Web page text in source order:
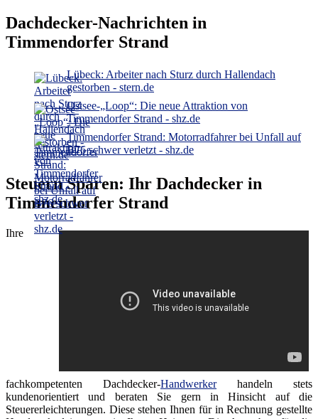
Dachdecker-Nachrichten in
Timmendorfer Strand
Lübeck: Arbeiter nach Sturz durch Hallendach
gestorben - stern.de
Ostsee-„Loop“: Die neue Attraktion von
Timmendorfer Strand - shz.de
Timmendorfer Strand: Motorradfahrer bei Unfall auf
B76 schwer verletzt - shz.de
Steuern Sparen: Ihr Dachdecker in
Timmendorfer Strand
Ihre
fachkompetenten Dachdecker-Handwerkerhandeln stets
kundenorientiert und beraten Sie gern in Hinsicht auf die
Steuererleichterungen. Diese stehen Ihnen für in Rechnung gestellte